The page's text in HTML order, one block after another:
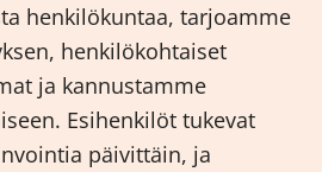
henkilökuntaa, tarjoamme
henkilökohtaiset
ja kannustamme
Esihenkilöt tukevat
päivittäin, ja